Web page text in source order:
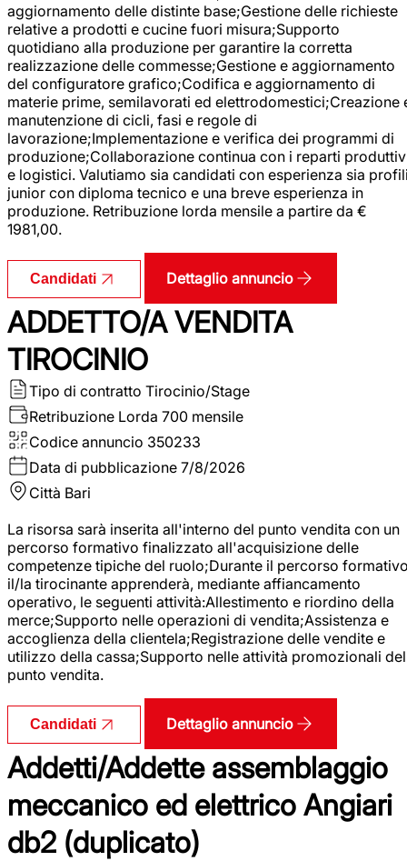
aggiornamento delle distinte base;Gestione delle richieste
relative a prodotti e cucine fuori misura;Supporto
quotidiano alla produzione per garantire la corretta
realizzazione delle commesse;Gestione e aggiornamento
del configuratore grafico;Codifica e aggiornamento di
materie prime, semilavorati ed elettrodomestici;Creazione
manutenzione di cicli, fasi e regole di
lavorazione;Implementazione e verifica dei programmi di
produzione;Collaborazione continua con i reparti
e logistici. Valutiamo sia candidati con esperienza sia
junior con diploma tecnico e una breve esperienza in
produzione. Retribuzione lorda mensile a partire da €
1981,00.
Candidati Dettaglio annuncio
ADDETTO/A VENDITA
TIROCINIO
Tipo di contratto Tirocinio/Stage
Retribuzione Lorda 700 mensile
Codice annuncio 350233
Data di pubblicazione 7/8/2026
Città Bari
La risorsa sarà inserita all'interno del punto vendita con un
percorso formativo finalizzato all'acquisizione delle
competenze tipiche del ruolo;Durante il percorso
il/la tirocinante apprenderà, mediante affiancamento
operativo, le seguenti attività:Allestimento e riordino della
merce;Supporto nelle operazioni di vendita;Assistenza e
accoglienza della clientela;Registrazione delle vendite e
utilizzo della cassa;Supporto nelle attività promozionali del
punto vendita.
Candidati Dettaglio annuncio
Addetti/Addette assemblaggio
meccanico ed elettrico Angiari
db2 (duplicato)